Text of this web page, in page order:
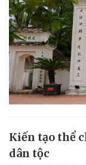
Kiến tạo thể
dân tộc